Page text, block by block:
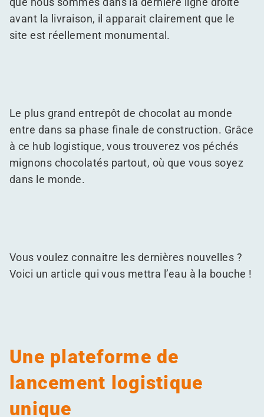
avant la livraison, il apparait clairement que le
site est réellement monumental.
Le plus grand entrepôt de chocolat au monde
entre dans sa phase finale de construction. Grâce
à ce hub logistique, vous trouverez vos péchés
mignons chocolatés partout, où que vous soyez
dans le monde.
Vous voulez connaitre les dernières nouvelles ?
Voici un article qui vous mettra l’eau à la bouche !
Une plateforme de
lancement logistique
unique